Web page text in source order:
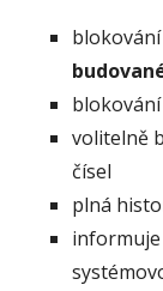
volitelně
čísel
plná